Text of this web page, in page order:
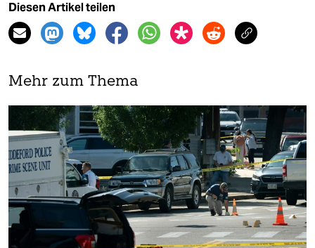
Diesen Artikel teilen
Mehr zum Thema